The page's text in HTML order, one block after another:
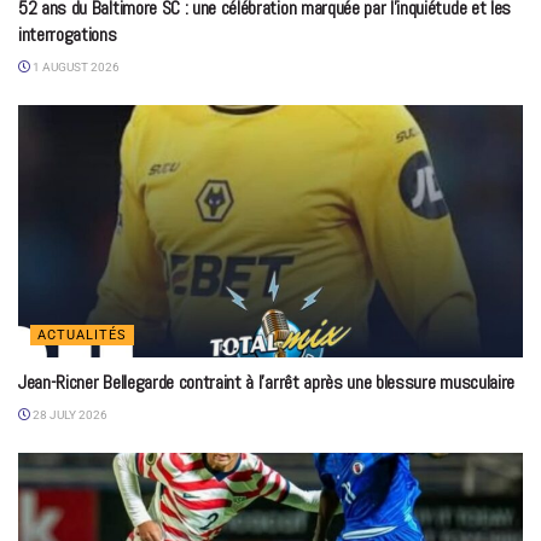
52 ans du Baltimore SC : une célébration marquée par l’inquiétude et les
interrogations
1 AUGUST 2026
ACTUALITÉS
Jean-Ricner Bellegarde contraint à l’arrêt après une blessure musculaire
28 JULY 2026